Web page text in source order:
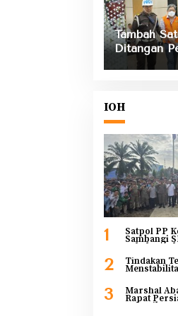
Tumbuh 8
Tambah
Ditangan
Kejati
Mega Mall
Bengkulu
IOH
1 Satpol PP
Sambangi
Sahabat
2 Tindakan
Penguatan
3 Marshal
Rapat
Pelantikan